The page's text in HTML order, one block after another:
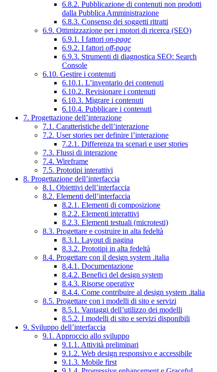
6.8.2. Pubblicazione di contenuti non prodotti
dalla Pubblica Amministrazione
6.8.3. Consenso dei soggetti ritratti
6.9. Ottimizzazione per i motori di ricerca (SEO)
6.9.1. I fattori on-page
6.9.2. I fattori off-page
6.9.3. Strumenti di diagnostica SEO: Search
Console
6.10. Gestire i contenuti
6.10.1. L’inventario dei contenuti
6.10.2. Revisionare i contenuti
6.10.3. Migrare i contenuti
6.10.4. Pubblicare i contenuti
7. Progettazione dell’interazione
7.1. Caratteristiche dell’interazione
7.2. User stories per definire l’interazione
7.2.1. Differenza tra scenari e user stories
7.3. Flussi di interazione
7.4. Wireframe
7.5. Prototipi interattivi
8. Progettazione dell’interfaccia
8.1. Obiettivi dell’interfaccia
8.2. Elementi dell’interfaccia
8.2.1. Elementi di composizione
8.2.2. Elementi interattivi
8.2.3. Elementi testuali (microtesti)
8.3. Progettare e costruire in alta fedeltà
8.3.1. Layout di pagina
8.3.2. Prototipi in alta fedeltà
8.4. Progettare con il design system .italia
8.4.1. Documentazione
8.4.2. Benefici del design system
8.4.3. Risorse operative
8.4.4. Come contribuire al design system .italia
8.5. Progettare con i modelli di sito e servizi
8.5.1. Vantaggi dell’utilizzo dei modelli
8.5.2. I modelli di sito e servizi disponibili
9. Sviluppo dell’interfaccia
9.1. Approccio allo sviluppo
9.1.1. Attività preliminari
9.1.2. Web design responsivo e accessibile
9.1.3. Mobile first